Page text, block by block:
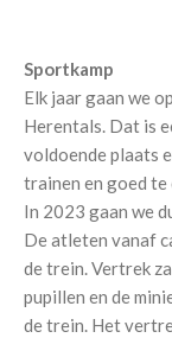
Sportkamp
Elk jaar gaan we
Herentals. Dat is
voldoende plaats
trainen en goed te
In 2023 gaan we
De atleten vanaf
de trein. Vertrek
pupillen en de
de trein. Het